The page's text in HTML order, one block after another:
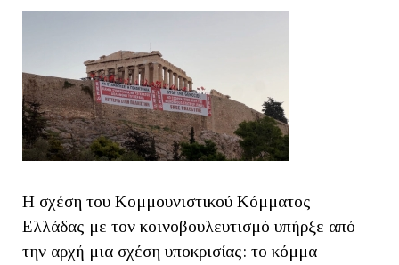
Η σχέση του Κομμουνιστικού Κόμματος
Ελλάδας με τον κοινοβουλευτισμό υπήρξε από
την αρχή μια σχέση υποκρισίας: το κόμμα